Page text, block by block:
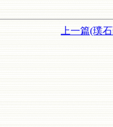
上一篇(璞